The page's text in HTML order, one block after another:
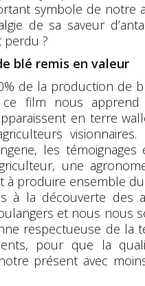
symbole de notre
de sa saveur
perdu ?
blé remis en valeur
de la production de
ce film nous
en terre
les
une
à produire ensemble
à la découverte des
et nous nous
respectueuse de
pour que la
présent avec